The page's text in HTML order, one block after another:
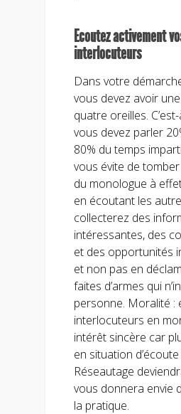
Ecoutez activement
interlocuteurs
Dans votre
vous devez avoir
quatre oreilles.
vous devez parler
80% du temps
vous évite de
du monologue à
en écoutant les
collecterez des
intéressantes, des
et des opportunités
et non pas en
faites d’armes qui
personne. Moralité :
interlocuteurs en
intérêt sincère car
en situation
Réseautage
vous donnera envie
la pratique.